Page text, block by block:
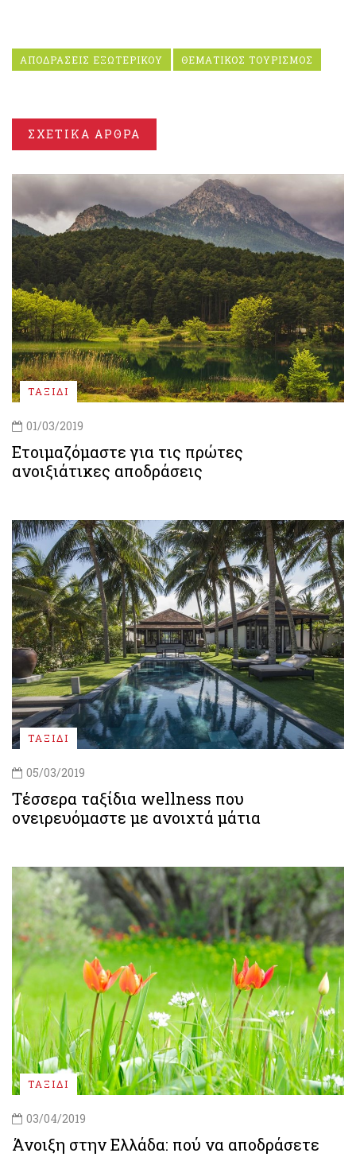
ΑΠΟΔΡΑΣΕΙΣ ΕΞΩΤΕΡΙΚΟΥ ΘΕΜΑΤΙΚΟΣ ΤΟΥΡΙΣΜΟΣ
ΣΧΕΤΙΚΑ ΑΡΘΡΑ
ΤΑΞΙΔΙ
01/03/2019
Ετοιμαζόμαστε για τις πρώτες
ανοιξιάτικες αποδράσεις
ΤΑΞΙΔΙ
05/03/2019
Τέσσερα ταξίδια wellness που
ονειρευόμαστε με ανοιχτά μάτια
ΤΑΞΙΔΙ
03/04/2019
Άνοιξη στην Ελλάδα: πού να αποδράσετε